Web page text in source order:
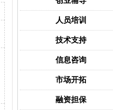
人员培训
技术支持
信息咨询
市场开拓
融资担保